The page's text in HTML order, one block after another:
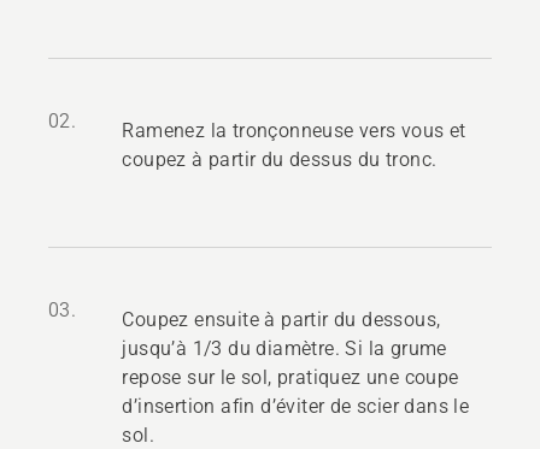
02.
Ramenez la tronçonneuse vers vous et
coupez à partir du dessus du tronc.
03.
Coupez ensuite à partir du dessous,
jusqu’à 1/3 du diamètre. Si la grume
repose sur le sol, pratiquez une coupe
d’insertion afin d’éviter de scier dans le
sol.